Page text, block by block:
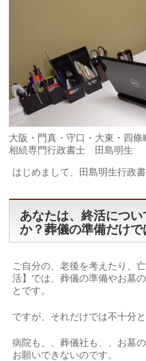
大阪・門真・守口・大東・四條
相続専門行政書士 田島明生
はじめまして、田島明生行政
あなたは、終活につ
か？葬儀の準備だけで
ご自分の、老後を考えたり、
活】では、葬儀の準備やお墓
とです。
ですが、それだけでは不十分と
病院も、、葬儀社も、、お墓
お願いできないのです。